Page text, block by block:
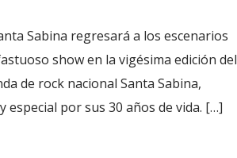
Sabina regresará a los escenarios
show en la vigésima edición del
de rock nacional Santa Sabina,
por sus 30 años de vida. […]